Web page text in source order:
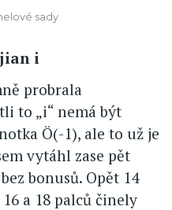
sady
i
probrala
to „i“ nemá být
Ö(-1), ale to už je
vytáhl zase pět
bonusů. Opět 14
a 18 palců činely